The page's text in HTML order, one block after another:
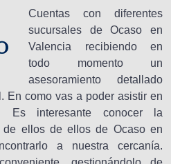
Cuentas con diferentes
sucursales de Ocaso en
Valencia recibiendo en
todo momento un
asesoramiento detallado
En como vas a poder asistir en
Es interesante conocer la
de ellos de ellos de Ocaso en
a nuestra cercanía.